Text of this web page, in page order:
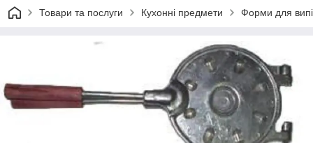
Товари та послуги Кухонні предмети Форми для